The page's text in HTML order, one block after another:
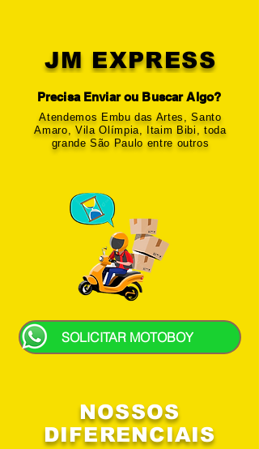
JM EXPRESS
Precisa Enviar ou Buscar Algo?
Atendemos Embu das Artes, Santo
Amaro, Vila Olímpia, Itaim Bibi, toda
grande São Paulo entre outros
SOLICITAR MOTOBOY
NOSSOS
DIFERENCIAIS